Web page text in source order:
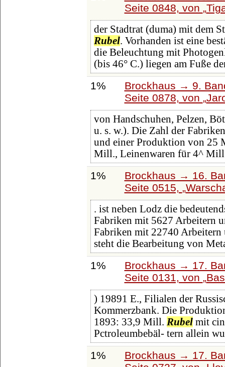
Seite 0848, von
der Stadtrat (duma) mit dem
Rubel. Vorhanden ist eine
die Beleuchtung mit
(bis 46° C.) liegen am Fuße
1%
Brockhaus → 9.
Seite 0878, von
von Handschuhen, Pelzen,
u. s. w.). Die Zahl der
und einer Produktion von
Mill., Leinenwaren für 4^
1%
Brockhaus → 16.
Seite 0515,
. ist neben Lodz die
Fabriken mit 5627 Arbeitern
Fabriken mit 22740
steht die Bearbeitung von
1%
Brockhaus → 17.
Seite 0131, von
) 19891 E., Filialen der
Kommerzbank. Die
1893: 33,9 Mill. Rubelmit
Pctroleumbebäl- tern allein
1%
Brockhaus → 17.